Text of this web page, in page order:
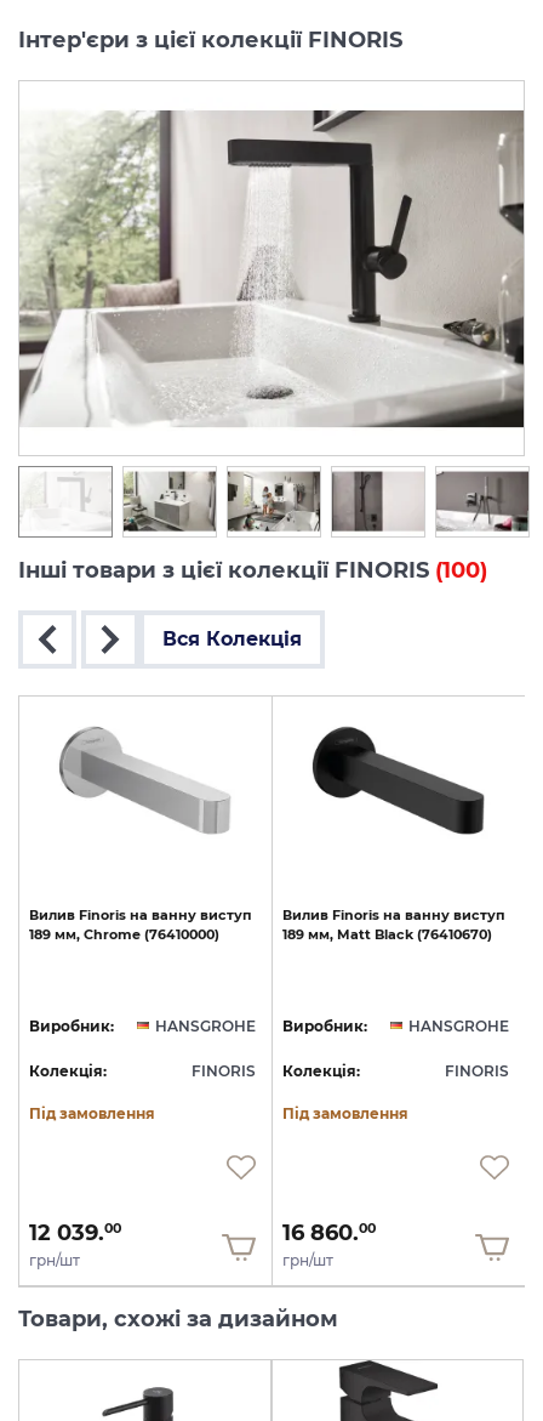
Інтер'єри з цієї колекції FINORIS
Інші товари з цієї колекції FINORIS (100)
Вся Колекція
Вилив Finoris на ванну виступ
189 мм, Chrome (76410000)
Виробник: HANSGROHE
Колекція: FINORIS
Під замовлення
12 039.00
грн/шт
Вилив Finoris на ванну виступ
189 мм, Matt Black (76410670)
Виробник: HANSGROHE
Колекція: FINORIS
Під замовлення
16 860.00
грн/шт
Товари, схожі за дизайном